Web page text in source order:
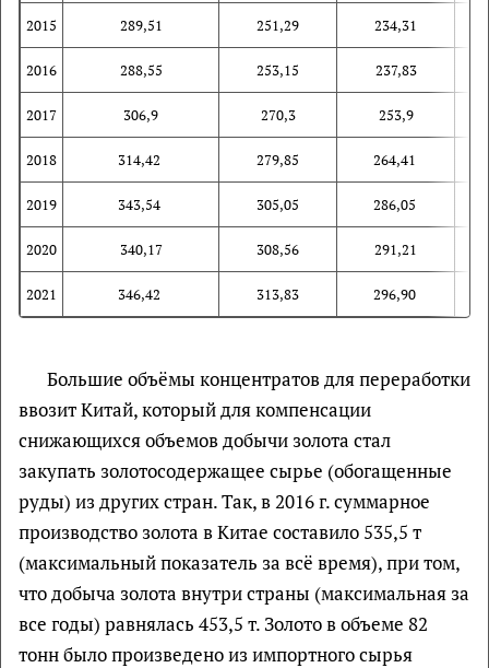
2015 289,51 251,29 234,31
2016 288,55 253,15 237,83
2017 306,9 270,3 253,9
2018 314,42 279,85 264,41
2019 343,54 305,05 286,05
2020 340,17 308,56 291,21
2021 346,42 313,83 296,90
Большие объёмы концентратов для переработки
ввозит Китай, который для компенсации
снижающихся объемов добычи золота стал
закупать золотосодержащее сырье (обогащенные
руды) из других стран. Так, в 2016 г. суммарное
производство золота в Китае составило 535,5 т
(максимальный показатель за всё время), при том,
что добыча золота внутри страны (максимальная за
все годы) равнялась 453,5 т. Золото в объеме 82
тонн было произведено из импортного сырья